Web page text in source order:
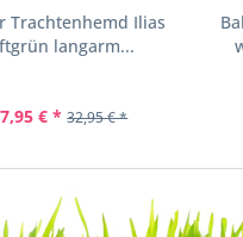
Trachtenhemd Ilias
langarm...
€ * 32,95 € *